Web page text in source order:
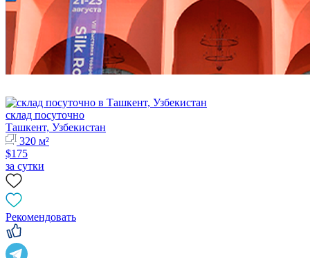
склад посуточно
Ташкент, Узбекистан
320 м²
$175
за сутки
Рекомендовать